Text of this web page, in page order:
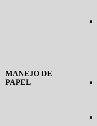
MANEJO DE
PAPEL